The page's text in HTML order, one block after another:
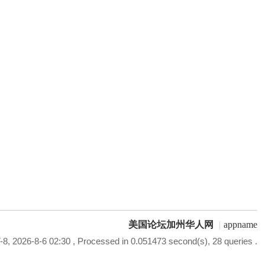
美国论坛加州华人网 | appname
8, 2026-8-6 02:30, Processed in 0.051473 second(s), 28 queries .